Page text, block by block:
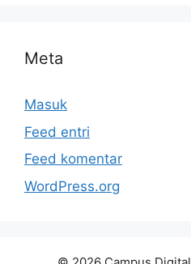
Meta
Masuk
Feed entri
Feed komentar
WordPress.org